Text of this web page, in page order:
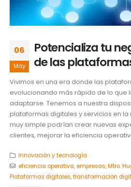
06
May
Potencializa tu
de las
Vivimos en una era donde las
evolucionando más rápido de lo que
adaptarse. Tenemos a nuestra
plataformas digitales y servicios en
muy simple podrían crear nuevas
clientes, mejorar la eficiencia
Innovación y tecnología
eficiencia operativa,empresas,Mtro.
Plataformas digitales,transformación